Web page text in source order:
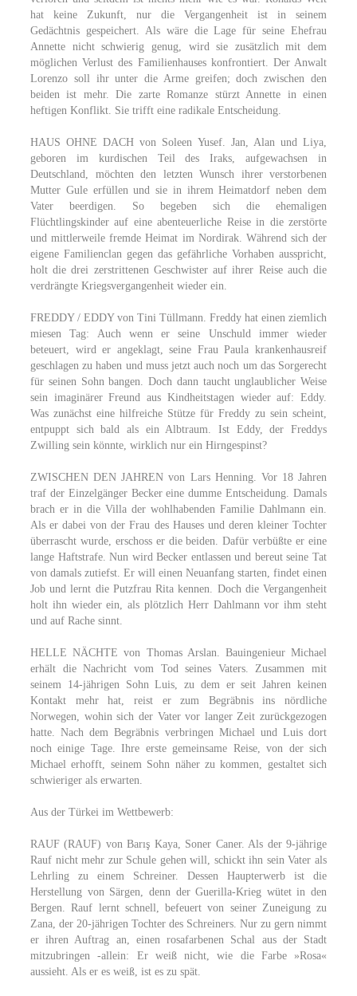
hat keine Zukunft, nur die Vergangenheit ist in seinem
Gedächtnis gespeichert. Als wäre die Lage für seine Ehefrau
Annette nicht schwierig genug, wird sie zusätzlich mit dem
möglichen Verlust des Familienhauses konfrontiert. Der Anwalt
Lorenzo soll ihr unter die Arme greifen; doch zwischen den
beiden ist mehr. Die zarte Romanze stürzt Annette in einen
heftigen Konflikt. Sie trifft eine radikale Entscheidung.
HAUS OHNE DACH von Soleen Yusef. Jan, Alan und Liya,
geboren im kurdischen Teil des Iraks, aufgewachsen in
Deutschland, möchten den letzten Wunsch ihrer verstorbenen
Mutter Gule erfüllen und sie in ihrem Heimatdorf neben dem
Vater beerdigen. So begeben sich die ehemaligen
Flüchtlingskinder auf eine abenteuerliche Reise in die zerstörte
und mittlerweile fremde Heimat im Nordirak. Während sich der
eigene Familienclan gegen das gefährliche Vorhaben ausspricht,
holt die drei zerstrittenen Geschwister auf ihrer Reise auch die
verdrängte Kriegsvergangenheit wieder ein.
FREDDY / EDDY von Tini Tüllmann. Freddy hat einen ziemlich
miesen Tag: Auch wenn er seine Unschuld immer wieder
beteuert, wird er angeklagt, seine Frau Paula krankenhausreif
geschlagen zu haben und muss jetzt auch noch um das Sorgerecht
für seinen Sohn bangen. Doch dann taucht unglaublicher Weise
sein imaginärer Freund aus Kindheitstagen wieder auf: Eddy.
Was zunächst eine hilfreiche Stütze für Freddy zu sein scheint,
entpuppt sich bald als ein Albtraum. Ist Eddy, der Freddys
Zwilling sein könnte, wirklich nur ein Hirngespinst?
ZWISCHEN DEN JAHREN von Lars Henning. Vor 18 Jahren
traf der Einzelgänger Becker eine dumme Entscheidung. Damals
brach er in die Villa der wohlhabenden Familie Dahlmann ein.
Als er dabei von der Frau des Hauses und deren kleiner Tochter
überrascht wurde, erschoss er die beiden. Dafür verbüßte er eine
lange Haftstrafe. Nun wird Becker entlassen und bereut seine Tat
von damals zutiefst. Er will einen Neuanfang starten, findet einen
Job und lernt die Putzfrau Rita kennen. Doch die Vergangenheit
holt ihn wieder ein, als plötzlich Herr Dahlmann vor ihm steht
und auf Rache sinnt.
HELLE NÄCHTE von Thomas Arslan. Bauingenieur Michael
erhält die Nachricht vom Tod seines Vaters. Zusammen mit
seinem 14-jährigen Sohn Luis, zu dem er seit Jahren keinen
Kontakt mehr hat, reist er zum Begräbnis ins nördliche
Norwegen, wohin sich der Vater vor langer Zeit zurückgezogen
hatte. Nach dem Begräbnis verbringen Michael und Luis dort
noch einige Tage. Ihre erste gemeinsame Reise, von der sich
Michael erhofft, seinem Sohn näher zu kommen, gestaltet sich
schwieriger als erwarten.
Aus der Türkei im Wettbewerb:
RAUF (RAUF) von Barış Kaya, Soner Caner. Als der 9-jährige
Rauf nicht mehr zur Schule gehen will, schickt ihn sein Vater als
Lehrling zu einem Schreiner. Dessen Haupterwerb ist die
Herstellung von Särgen, denn der Guerilla-Krieg wütet in den
Bergen. Rauf lernt schnell, befeuert von seiner Zuneigung zu
Zana, der 20-jährigen Tochter des Schreiners. Nur zu gern nimmt
er ihren Auftrag an, einen rosafarbenen Schal aus der Stadt
mitzubringen -allein: Er weiß nicht, wie die Farbe »Rosa«
aussieht. Als er es weiß, ist es zu spät.